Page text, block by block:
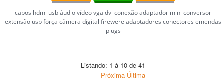
cabos hdmi usb áudio vídeo vga dvi conexão adaptador mini conversor
extensão usb força câmera digital firewere adaptadores conectores emendas
plugs
--------------------------------------------------------------------
Listando: 1 à 10 de 41
Próxima Última